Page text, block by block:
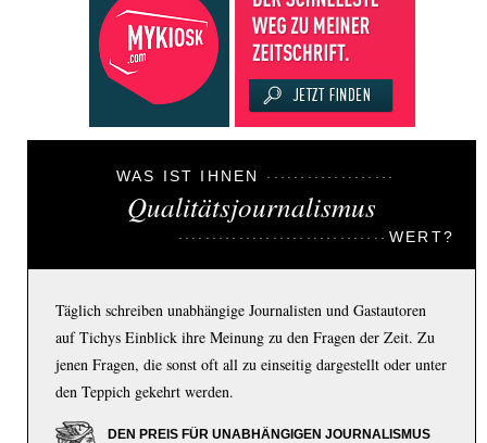
WAS IST IHNEN
Qualitätsjournalismus
WERT?
Täglich schreiben unabhängige Journalisten und Gastautoren
auf Tichys Einblick ihre Meinung zu den Fragen der Zeit. Zu
jenen Fragen, die sonst oft all zu einseitig dargestellt oder unter
den Teppich gekehrt werden.
DEN PREIS FÜR UNABHÄNGIGEN JOURNALISMUS